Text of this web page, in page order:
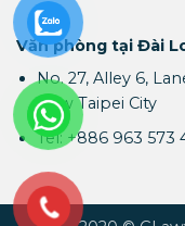
Văn phòng tại Đài
No. 27, Alley 6,
New Taipei City
Tel: +886 963 573